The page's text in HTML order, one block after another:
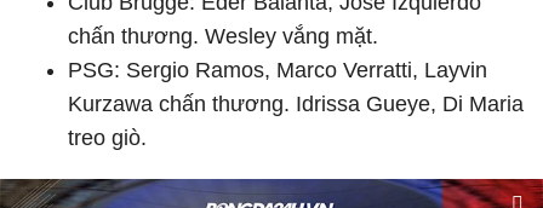
chấn thương. Wesley vắng mặt.
PSG: Sergio Ramos, Marco Verratti, Layvin
Kurzawa chấn thương. Idrissa Gueye, Di Maria
treo giò.